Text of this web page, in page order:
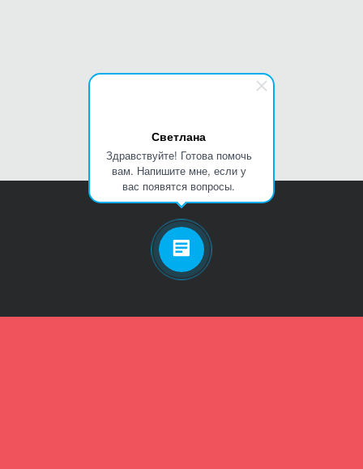
Светлана
Здравствуйте! Готова помочь
вам. Напишите мне, если у
вас появятся вопросы.